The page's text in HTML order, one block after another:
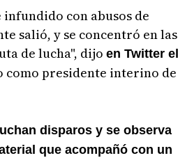
con abusos de
salió, y se concentró en las
de lucha", dijo en Twitter el
como presidente interino de
disparos y se observa
que acompañó con un